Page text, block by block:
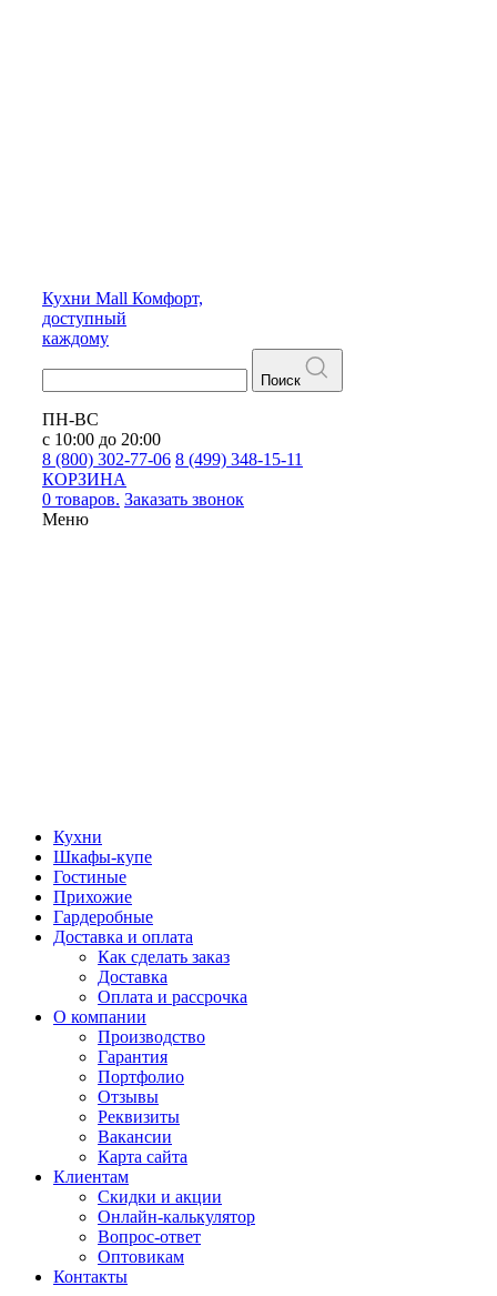
Кухни Mall Комфорт,
доступный
каждому
Поиск
ПН-ВС
с 10:00 до 20:00
8 (800) 302-77-06 8 (499) 348-15-11
КОРЗИНА
0 товаров. Заказать звонок
Меню
Кухни
Шкафы-купе
Гостиные
Прихожие
Гардеробные
Доставка и оплата
Как сделать заказ
Доставка
Оплата и рассрочка
О компании
Производство
Гарантия
Портфолио
Отзывы
Реквизиты
Вакансии
Карта сайта
Клиентам
Скидки и акции
Онлайн-калькулятор
Вопрос-ответ
Оптовикам
Контакты